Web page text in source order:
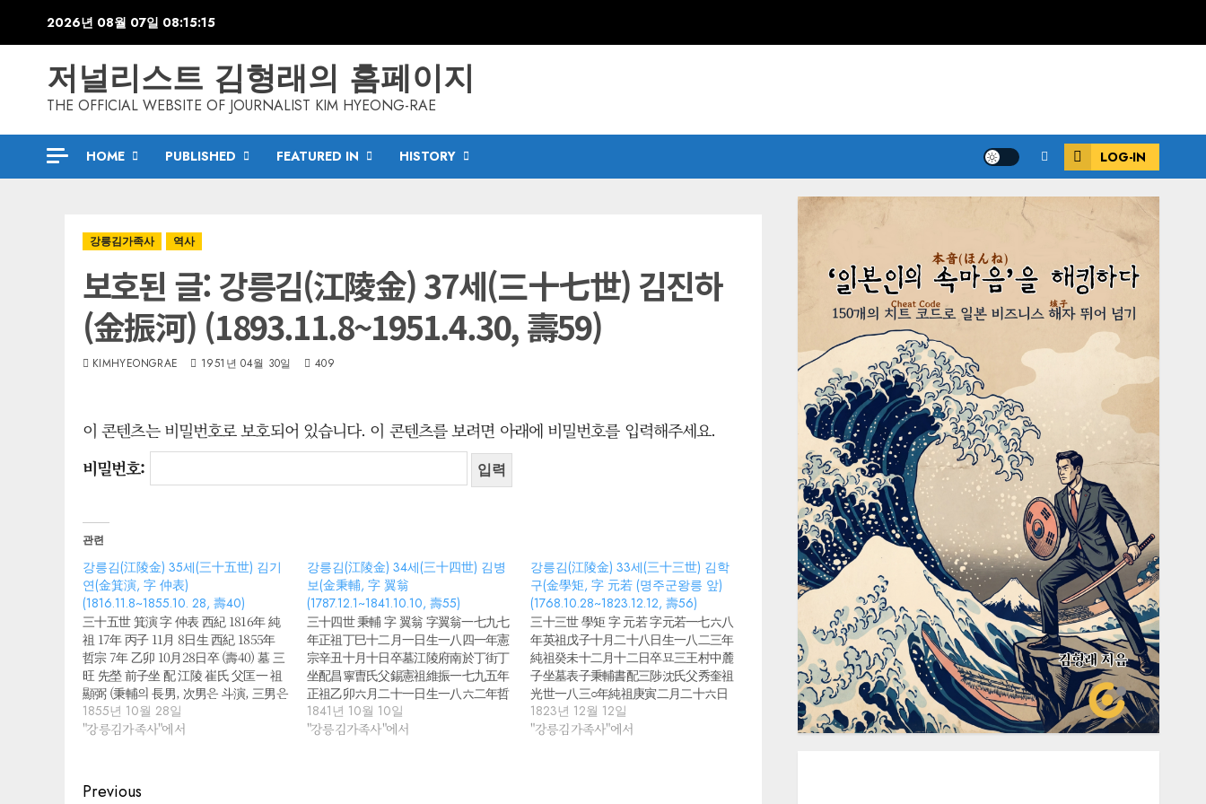
2026년 08월 07일 08:15:16
저널리스트 김형래의 홈페이지
THE OFFICIAL WEBSITE OF JOURNALIST KIM HYEONG-RAE
HOME PUBLISHED FEATURED IN HISTORY LOG-IN
강릉김가족사 역사
보호된 글: 강릉김(江陵金) 37세(三十七世) 김진하
(金振河) (1893.11.8~1951.4.30, 壽59)
KIMHYEONGRAE 1951년 04월 30일 409
이 콘텐츠는 비밀번호로 보호되어 있습니다. 이 콘텐츠를 보려면 아래에 비밀번호를 입력해주세요.
비밀번호:
관련
강릉김(江陵金) 35세(三十五世) 김기
연(金箕演, 字 仲表)
(1816.11.8~1855.10. 28, 壽40)
三十五世 箕演 字 仲表 西紀 1816年 純
祖 17年 丙子 11月 8日生 西紀 1855年
哲宗 7年 乙卯 10月28日卒 (壽40) 墓 三
旺 先塋 前子坐 配 江陵 崔氏 父匡一 祖
顯弼 (秉輔의 長男, 次男은 斗演, 三男은
奎演) 西紀 1814年 純祖 15年 甲戌 9月 3
日生 西紀 1886年 高宗 24年 丙戌 4월
1855년 10월 28일
"강릉김가족사"에서
강릉김(江陵金) 34세(三十四世) 김병
보(金秉輔, 字 翼翁
(1787.12.1~1841.10.10, 壽55)
三十四世 秉輔 字 翼翁 字翼翁一七九七
年正祖丁巳十二月一日生一八四一年憲
宗辛丑十月十日卒墓江陵府南於丁街丁
坐配昌寧曺氏父錫憲祖維振一七九五年
正祖乙卯六月二十一日生一八六二年哲
宗壬戌十一月十日卒墓東麓後丁坐 (學
炬의 獨子) 西紀 1787年 正祖 12年 丁巳
1841년 10월 10일
"강릉김가족사"에서
강릉김(江陵金) 33세(三十三世) 김학
구(金學矩, 字 元若 (명주군왕릉 앞)
(1768.10.28~1823.12.12, 壽56)
三十三世 學矩 字 元若 字元若一七六八
年英祖戊子十月二十八日生一八二三年
純祖癸未十二月十二日卒묘三王村中麓
子坐墓表子秉輔書配三陟沈氏父秀奎祖
光世一八三○年純祖庚寅二月二十六日
卒墓夫左 (啓浩의 次男, 長男은 學規) 西
紀 1768年 英祖 44년 戊子 10月28日生
1823년 12월 12일
"강릉김가족사"에서
Post
Previous